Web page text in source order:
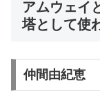
アムウェイ
塔として使
仲間由紀恵